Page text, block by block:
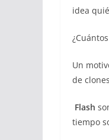
idea
Un
de
Flash
tiempo